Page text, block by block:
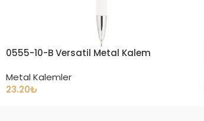
0555-10-B Versatil Metal Kalem
Metal Kalemler
23.20₺